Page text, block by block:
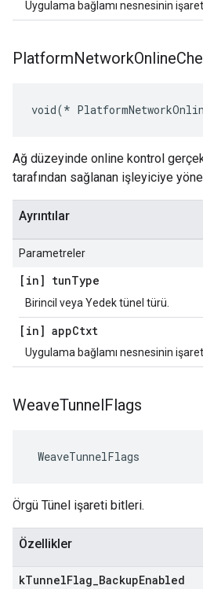
Uygulama bağlamı nesnesinin
PlatformNetworkOnline
void(*
Ağ düzeyinde online kontrol
tarafından sağlanan işleyiciye
Ayrıntılar
Parametreler
[in] tunType
Birincil veya Yedek tünel türü.
[in] appCtxt
Uygulama bağlamı nesnesinin
WeaveTunnelFlags
WeaveTunnelFlags
Örgü Tünel işareti bitleri.
Özellikler
kTunnelFlag BackupEnabled